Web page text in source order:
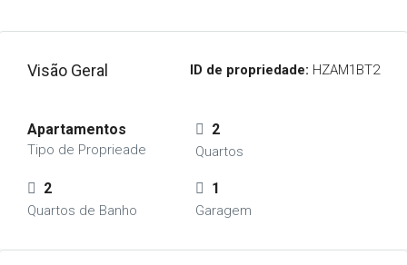
Visão Geral ID de propriedade: HZAM1BT2
Apartamentos
Tipo de Proprieade
2
Quartos
2
Quartos de Banho
1
Garagem